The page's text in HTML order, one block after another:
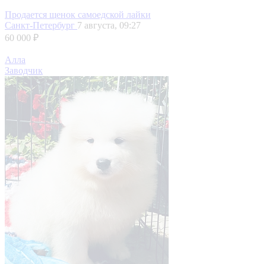
Продается щенок самоедской лайки
Санкт-Петербург 7 августа, 09:27
60 000 ₽
Алла
Заводчик